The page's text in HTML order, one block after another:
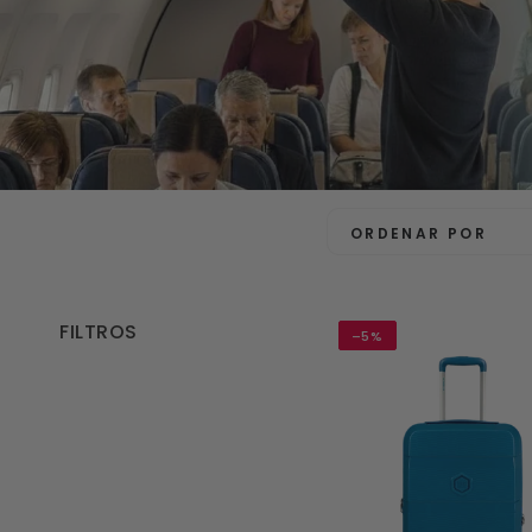
FILTROS
ORDENAR POR
–5%